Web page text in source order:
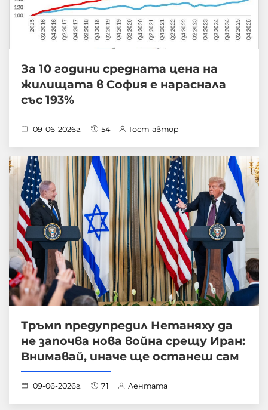
За 10 години средната цена на
жилищата в София е нараснала
със 193%
09-06-2026г. 54 Гост-автор
Тръмп предупредил Нетаняху да
не започва нова война срещу Иран:
Внимавай, иначе ще останеш сам
09-06-2026г. 71 Лентата